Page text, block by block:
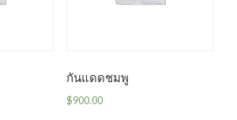
กันแดดชมพู
$900.00
หลุมสิวแก้ได้ด้วย e-Matrix